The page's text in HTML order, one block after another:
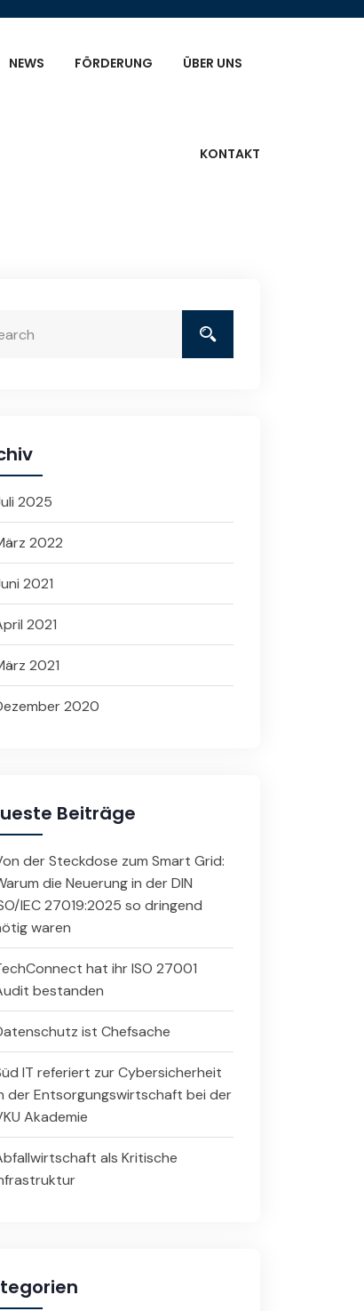
NEWS FÖRDERUNG ÜBER UNS
KONTAKT
2025
2022
2021
2021
2021
2020
Beiträge
der Steckdose zum Smart Grid:
die Neuerung in der DIN
IEC 27019:2025 so dringend
waren
hat ihr ISO 27001
bestanden
ist Chefsache
IT referiert zur Cybersicherheit
der Entsorgungswirtschaft bei der
Akademie
als Kritische